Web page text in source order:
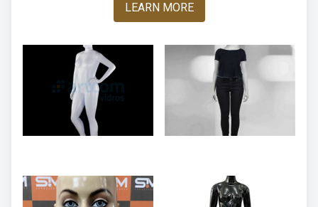
LEARN MORE